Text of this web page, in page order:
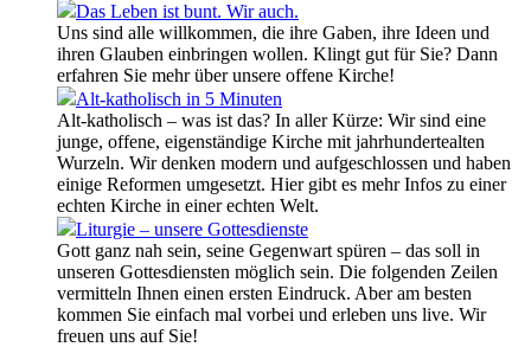
Das Leben ist bunt. Wir auch.
Uns sind alle willkommen, die ihre Gaben, ihre Ideen und
ihren Glauben einbringen wollen. Klingt gut für Sie? Dann
erfahren Sie mehr über unsere offene Kirche!
Alt-katholisch in 5 Minuten
Alt-katholisch – was ist das? In aller Kürze: Wir sind eine
junge, offene, eigenständige Kirche mit jahrhundertealten
Wurzeln. Wir denken modern und aufgeschlossen und haben
einige Reformen umgesetzt. Hier gibt es mehr Infos zu einer
echten Kirche in einer echten Welt.
Liturgie – unsere Gottesdienste
Gott ganz nah sein, seine Gegenwart spüren – das soll in
unseren Gottesdiensten möglich sein. Die folgenden Zeilen
vermitteln Ihnen einen ersten Eindruck. Aber am besten
kommen Sie einfach mal vorbei und erleben uns live. Wir
freuen uns auf Sie!